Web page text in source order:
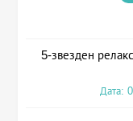
5-звезден
Дата: